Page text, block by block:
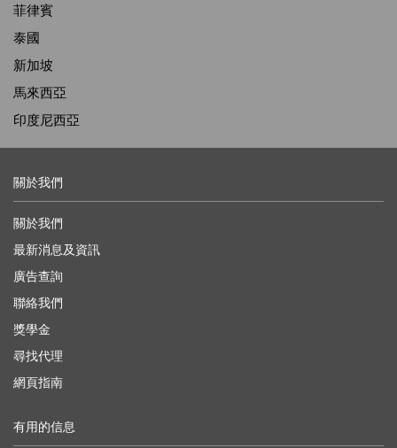
菲律賓
泰國
新加坡
馬來西亞
印度尼西亞
關於我們
關於我們
最新消息及資訊
廣告查詢
聯絡我們
獎學金
尋找代理
網頁指南
有用的信息